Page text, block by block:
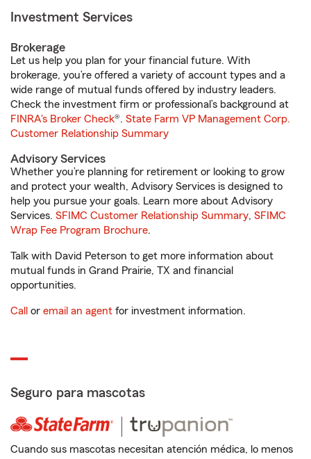
Investment Services
Brokerage
Let us help you plan for your financial future. With
brokerage, you’re offered a variety of account types and a
wide range of mutual funds offered by industry leaders.
Check the investment firm or professional’s background at
FINRA's Broker Check®. State Farm VP Management Corp.
Customer Relationship Summary
Advisory Services
Whether you’re planning for retirement or looking to grow
and protect your wealth, Advisory Services is designed to
help you pursue your goals. Learn more about Advisory
Services. SFIMC Customer Relationship Summary, SFIMC
Wrap Fee Program Brochure.
Talk with David Peterson to get more information about
mutual funds in Grand Prairie, TX and financial
opportunities.
Call or email an agent for investment information.
Seguro para mascotas
Cuando sus mascotas necesitan atención médica, lo menos